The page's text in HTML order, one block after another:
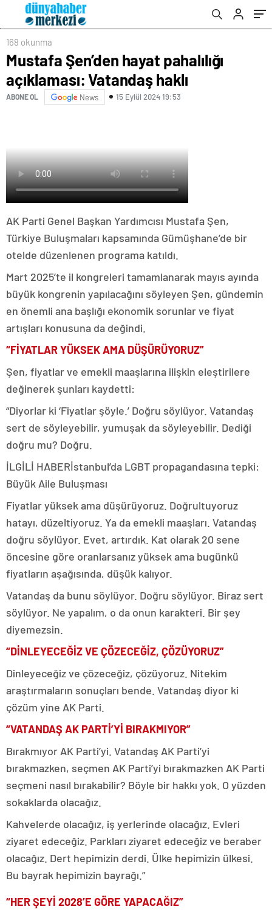
168 okunma
Mustafa Şen’den hayat pahalılığı
açıklaması: Vatandaş haklı
ABONE OL News 15 Eylül 2024 19:53
AK Parti Genel Başkan Yardımcısı Mustafa Şen,
Türkiye Buluşmaları kapsamında Gümüşhane’de bir
otelde düzenlenen programa katıldı.
Mart 2025’te il kongreleri tamamlanarak mayıs ayında
büyük kongrenin yapılacağını söyleyen Şen, gündemin
en önemli ana başlığı ekonomik sorunlar ve fiyat
artışları konusuna da değindi.
“FİYATLAR YÜKSEK AMA DÜŞÜRÜYORUZ”
Şen, fiyatlar ve emekli maaşlarına ilişkin eleştirilere
değinerek şunları kaydetti:
“Diyorlar ki ‘Fiyatlar şöyle.’ Doğru söylüyor. Vatandaş
sert de söyleyebilir, yumuşak da söyleyebilir. Dediği
doğru mu? Doğru.
İLGİLİ HABERİstanbul’da LGBT propagandasına tepki:
Büyük Aile Buluşması
Fiyatlar yüksek ama düşürüyoruz. Doğrultuyoruz
hatayı, düzeltiyoruz. Ya da emekli maaşları. Vatandaş
doğru söylüyor. Evet, artırdık. Kat olarak 20 sene
öncesine göre oranlarsanız yüksek ama bugünkü
fiyatların aşağısında, düşük kalıyor.
Vatandaş da bunu söylüyor. Doğru söylüyor. Biraz sert
söylüyor. Ne yapalım, o da onun karakteri. Bir şey
diyemezsin.
“DİNLEYECEĞİZ VE ÇÖZECEĞİZ, ÇÖZÜYORUZ”
Dinleyeceğiz ve çözeceğiz, çözüyoruz. Nitekim
araştırmaların sonuçları bende. Vatandaş diyor ki
çözüm yine AK Parti.
“VATANDAŞ AK PARTİ’Yİ BIRAKMIYOR”
Bırakmıyor AK Parti’yi. Vatandaş AK Parti’yi
bırakmazken, seçmen AK Parti’yi bırakmazken AK Parti
seçmeni nasıl bırakabilir? Böyle bir hakkı yok. O yüzden
sokaklarda olacağız.
Kahvelerde olacağız, iş yerlerinde olacağız. Evleri
ziyaret edeceğiz. Parkları ziyaret edeceğiz ve beraber
olacağız. Dert hepimizin derdi. Ülke hepimizin ülkesi.
Bu bayrak hepimizin bayrağı.”
“HER ŞEYİ 2028’E GÖRE YAPACAĞIZ”